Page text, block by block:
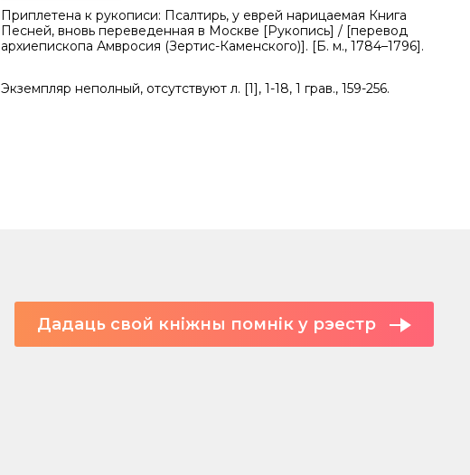
Приплетена к рукописи: Псалтирь, у еврей нарицаемая Книга
Песней, вновь переведенная в Москве [Рукопись] / [перевод
архиепископа Амвросия (Зертис-Каменского)]. [Б. м., 1784–1796].
Экземпляр неполный, отсутствуют л. [1], 1-18, 1 грав., 159-256.
Дадаць свой кніжны помнік у рэестр